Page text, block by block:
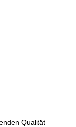
Qualität